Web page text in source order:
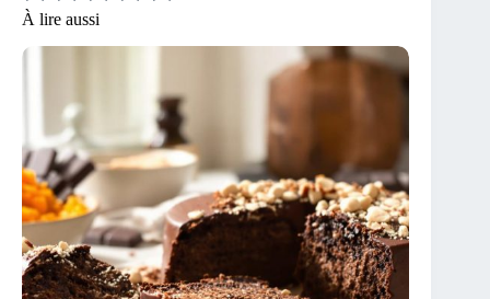
À lire aussi